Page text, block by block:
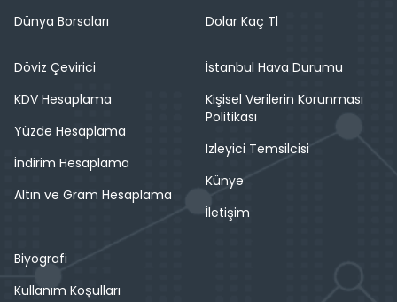
Dünya Borsaları
Dolar Kaç Tl
Döviz Çevirici
KDV Hesaplama
Yüzde Hesaplama
İndirim Hesaplama
Altın ve Gram Hesaplama
İstanbul Hava Durumu
Kişisel Verilerin Korunması
Politikası
İzleyici Temsilcisi
Künye
İletişim
Biyografi
Kullanım Koşulları